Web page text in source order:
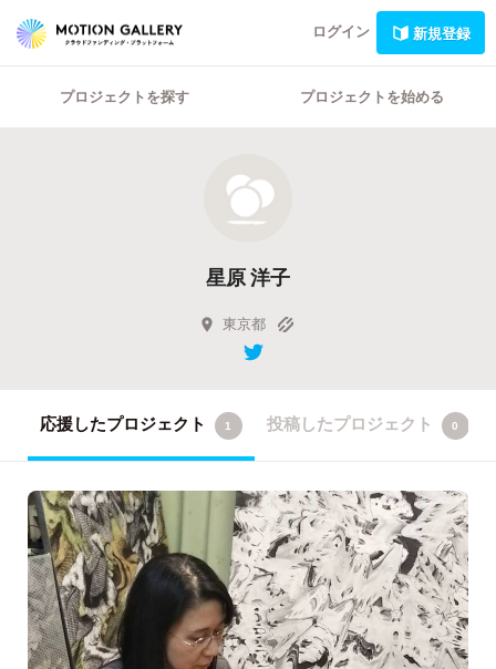
ログイン 新規登録
プロジェクトを探す プロジェクトを始める
星原 洋子
東京都
応援したプロジェクト 1 投稿したプロジェクト 0